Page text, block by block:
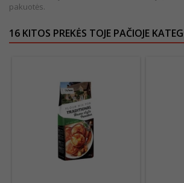
pakuotės.
16 KITOS PREKĖS TOJE PAČIOJE